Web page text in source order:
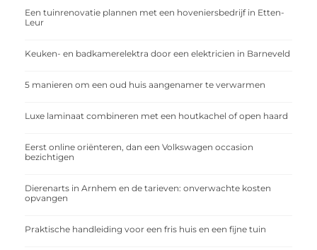
Een tuinrenovatie plannen met een hoveniersbedrijf in Etten-
Leur
Keuken- en badkamerelektra door een elektricien in Barneveld
5 manieren om een oud huis aangenamer te verwarmen
Luxe laminaat combineren met een houtkachel of open haard
Eerst online oriënteren, dan een Volkswagen occasion
bezichtigen
Dierenarts in Arnhem en de tarieven: onverwachte kosten
opvangen
Praktische handleiding voor een fris huis en een fijne tuin